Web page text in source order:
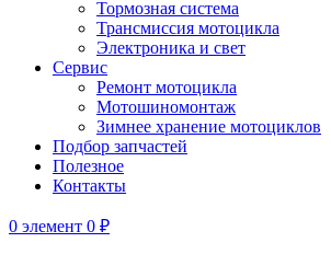
Тормозная система
Трансмиссия мотоцикла
Электроника и свет
Сервис
Ремонт мотоцикла
Мотошиномонтаж
Зимнее хранение мотоциклов
Подбор запчастей
Полезное
Контакты
0 элемент 0 ₽